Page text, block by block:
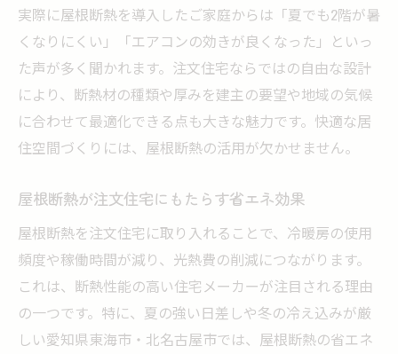
ポイント
屋根断熱の比較で注文住宅の性能を見極め
る
注文住宅の屋根断熱施工で注意したい点
地域に合った断熱住宅の工夫と対策
注文住宅で地域気候に適した断熱方法を選
ぶ
注文住宅で重視される地域ごとの断熱対策
注文住宅の断熱性を地域で比較するポイン
ト
地域特有の課題に強い注文住宅の断熱工夫
実際に屋根断熱を導入したご家庭からは「夏でも2階が暑
くなりにくい」「エアコンの効きが良くなった」といっ
た声が多く聞かれます。注文住宅ならではの自由な設計
により、断熱材の種類や厚みを建主の要望や地域の気候
に合わせて最適化できる点も大きな魅力です。快適な居
住空間づくりには、屋根断熱の活用が欠かせません。
屋根断熱が注文住宅にもたらす省エネ効果
屋根断熱を注文住宅に取り入れることで、冷暖房の使用
頻度や稼働時間が減り、光熱費の削減につながります。
これは、断熱性能の高い住宅メーカーが注目される理由
の一つです。特に、夏の強い日差しや冬の冷え込みが厳
しい愛知県東海市・北名古屋市では、屋根断熱の省エネ